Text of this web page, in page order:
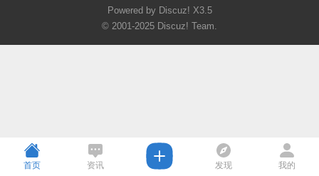
Powered by Discuz! X3.5
© 2001-2025 Discuz! Team.
首页 资讯 发现 我的